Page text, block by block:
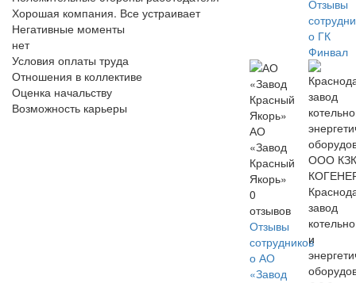
Хорошая компания. Все устраивает
Негативные моменты
нет
Условия оплаты труда
Отношения в коллективе
Оценка начальству
Возможность карьеры
Отзывы
о ГК
Финвал
АО
«Завод
Красный
Якорь»
0
отзывов
Отзывы
сотрудников
о АО
«Завод
завод
и